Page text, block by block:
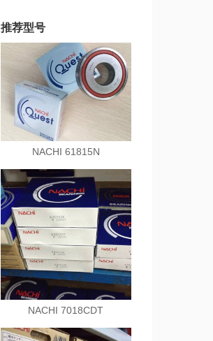
推荐型号
NACHI 61815N
NACHI 7018CDT